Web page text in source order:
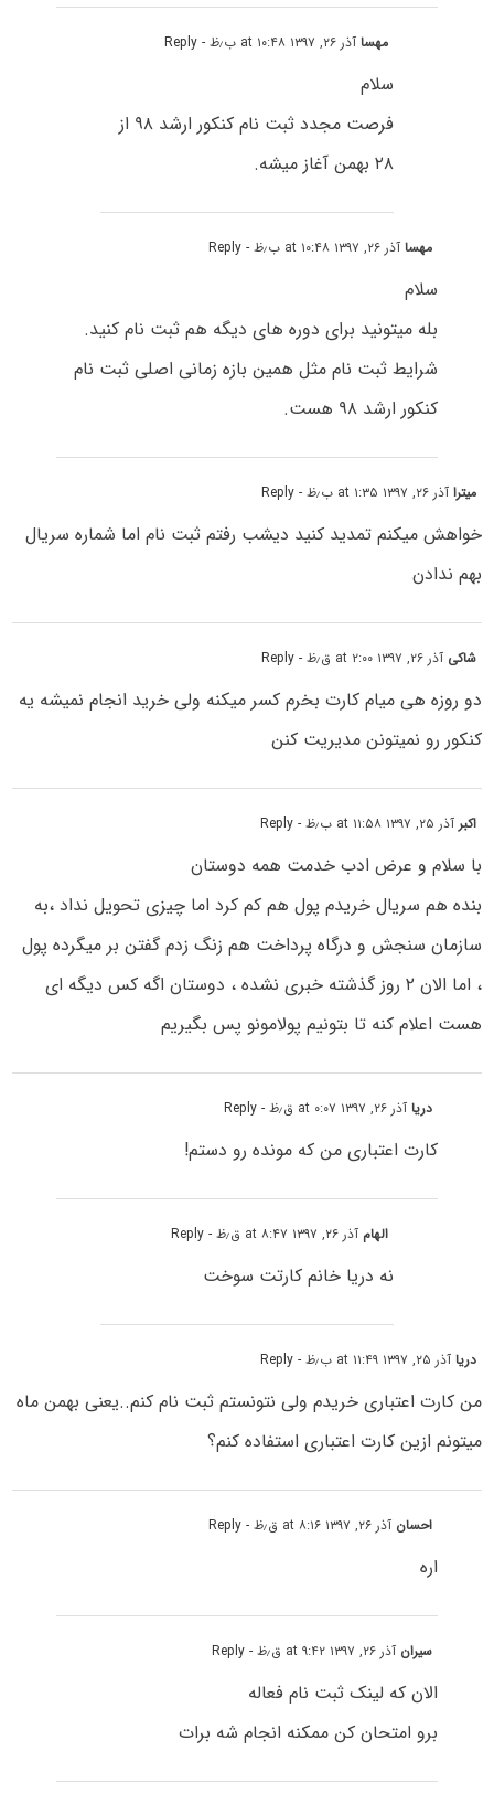
مهساآذر ۲۶, ۱۳۹۷ at ۱۰:۴۸ ب٫ظ - Reply
سلام
فرصت مجدد ثبت نام کنکور ارشد ۹۸ از
۲۸ بهمن آغاز میشه.
مهساآذر ۲۶, ۱۳۹۷ at ۱۰:۴۸ ب٫ظ - Reply
سلام
بله میتونید برای دوره های دیگه هم ثبت نام کنید.
شرایط ثبت نام مثل همین بازه زمانی اصلی ثبت نام
کنکور ارشد ۹۸ هست.
میتراآذر ۲۶, ۱۳۹۷ at ۱:۳۵ ب٫ظ - Reply
خواهش میکنم تمدید کنید دیشب رفتم ثبت نام اما شماره سریال
بهم ندادن
شاکی آذر ۲۶, ۱۳۹۷ at ۲:۰۰ ق٫ظ - Reply
دو روزه هی میام کارت بخرم کسر میکنه ولی خرید انجام نمیشه یه
کنکور رو نمیتونن مدیریت کنن
اکبر آذر ۲۵, ۱۳۹۷ at ۱۱:۵۸ ب٫ظ - Reply
با سلام و عرض ادب خدمت همه دوستان
بنده هم سریال خریدم پول هم کم کرد اما چیزی تحویل نداد ،به
سازمان سنجش و درگاه پرداخت هم زنگ زدم گفتن بر میگرده پول
، اما الان ۲ روز گذشته خبری نشده ، دوستان اگه کس دیگه ای
هست اعلام کنه تا بتونیم پولامونو پس بگیریم
دریاآذر ۲۶, ۱۳۹۷ at ۰:۰۷ ق٫ظ - Reply
کارت اعتباری من که مونده رو دستم!
الهام آذر ۲۶, ۱۳۹۷ at ۸:۴۷ ق٫ظ - Reply
نه دریا خانم کارتت سوخت
دریاآذر ۲۵, ۱۳۹۷ at ۱۱:۴۹ ب٫ظ - Reply
من کارت اعتباری خریدم ولی نتونستم ثبت نام کنم..یعنی بهمن ماه
میتونم ازین کارت اعتباری استفاده کنم؟
احسان آذر ۲۶, ۱۳۹۷ at ۸:۱۶ ق٫ظ - Reply
اره
سیران آذر ۲۶, ۱۳۹۷ at ۹:۴۲ ق٫ظ - Reply
الان که لینک ثبت نام فعاله
برو امتحان کن ممکنه انجام شه برات